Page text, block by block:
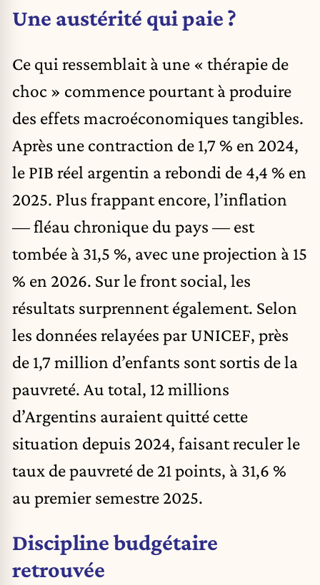
Une austérité qui paie ?
Ce qui ressemblait à une « thérapie de
choc » commence pourtant à produire
des effets macroéconomiques tangibles.
Après une contraction de 1,7 % en 2024,
le PIB réel argentin a rebondi de 4,4 % en
2025. Plus frappant encore, l’inflation
— fléau chronique du pays — est
tombée à 31,5 %, avec une projection à 15
% en 2026. Sur le front social, les
résultats surprennent également. Selon
les données relayées par UNICEF, près
de 1,7 million d’enfants sont sortis de la
pauvreté. Au total, 12 millions
d’Argentins auraient quitté cette
situation depuis 2024, faisant reculer le
taux de pauvreté de 21 points, à 31,6 %
au premier semestre 2025.
Discipline budgétaire
retrouvée